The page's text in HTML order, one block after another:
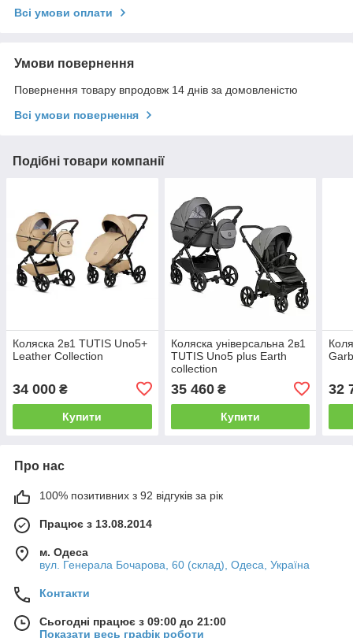
Всі умови оплати
Умови повернення
Повернення товару впродовж 14 днів за домовленістю
Всі умови повернення
Подібні товари компанії
Коляска 2в1 TUTIS Uno5+
Leather Collection
34 000 ₴
Купити
Коляска універсальна 2в1
TUTIS Uno5 plus Earth
collection
35 460₴
Купити
32
Про нас
100% позитивних з 92 відгуків за рік
Працює з 13.08.2014
м. Одеса
вул. Генерала Бочарова, 60 (склад), Одеса, Україна
Контакти
Сьогодні працює з 09:00 до 21:00
Показати весь графік роботи